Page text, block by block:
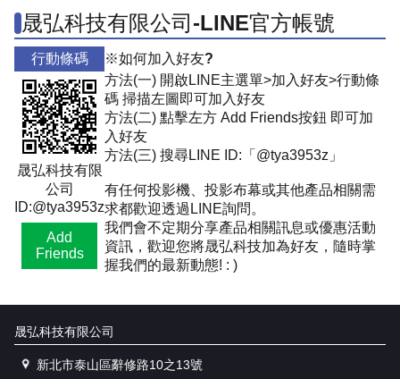
晟弘科技有限公司-LINE官方帳號
行動條碼
晟弘科技有限
公司
ID:@tya3953z
Add
Friends
※如何加入好友?
方法(一) 開啟LINE主選單>加入好友>行動條
碼 掃描左圖即可加入好友
方法(二) 點擊左方 Add Friends按鈕 即可加
入好友
方法(三) 搜尋LINE ID:「@tya3953z」
有任何投影機、投影布幕或其他產品相關需
求都歡迎透過LINE詢問。
我們會不定期分享產品相關訊息或優惠活動
資訊，歡迎您將晟弘科技加為好友，隨時掌
握我們的最新動態! : )
晟弘科技有限公司
新北市泰山區辭修路10之13號